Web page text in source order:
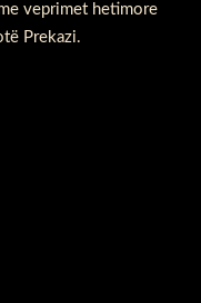
veprimet hetimore
Prekazi.